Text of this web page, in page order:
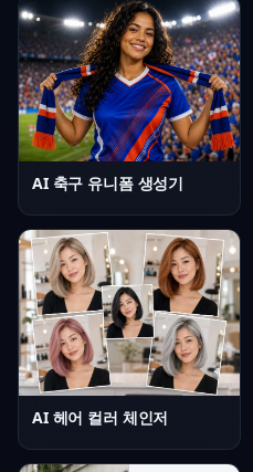
AI 축구 유니폼 생성기
AI 헤어 컬러 체인저